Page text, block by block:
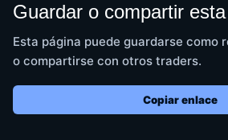
Guardar o compartir
Esta página puede guardarse como
o compartirse con otros traders.
Copiar enlace